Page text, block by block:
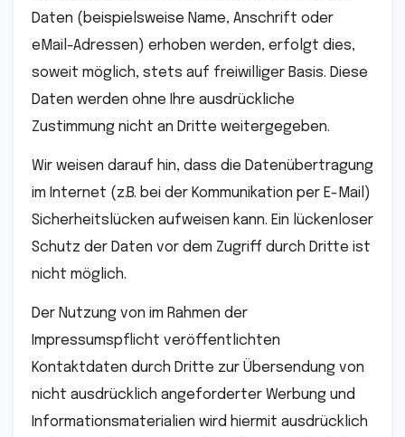
Daten (beispielsweise Name, Anschrift oder
eMail-Adressen) erhoben werden, erfolgt dies,
soweit möglich, stets auf freiwilliger Basis. Diese
Daten werden ohne Ihre ausdrückliche
Zustimmung nicht an Dritte weitergegeben.
Wir weisen darauf hin, dass die Datenübertragung
im Internet (z.B. bei der Kommunikation per E-Mail)
Sicherheitslücken aufweisen kann. Ein lückenloser
Schutz der Daten vor dem Zugriff durch Dritte ist
nicht möglich.
Der Nutzung von im Rahmen der
Impressumspflicht veröffentlichten
Kontaktdaten durch Dritte zur Übersendung von
nicht ausdrücklich angeforderter Werbung und
Informationsmaterialien wird hiermit ausdrücklich